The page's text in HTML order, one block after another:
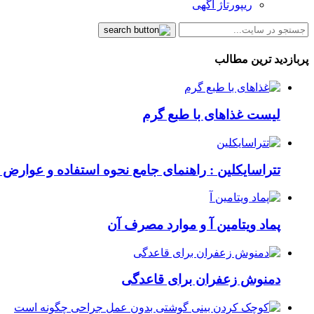
ریپورتاژ آگهی
پربازدید ترین مطالب
لیست غذاهای با طبع گرم
تتراسایکلین : راهنمای جامع نحوه استفاده و عوارض
پماد ویتامین آ و موارد مصرف آن
دمنوش زعفران برای قاعدگی